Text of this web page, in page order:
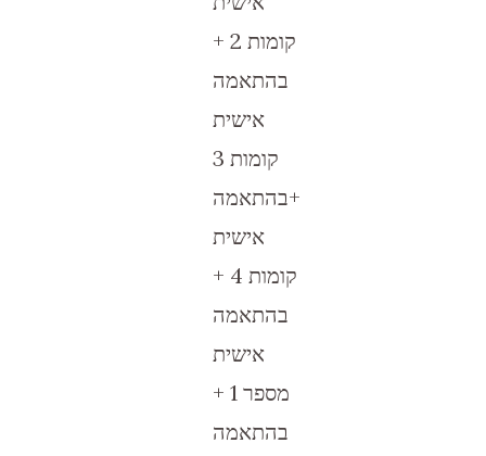
קומות 2 +
בהתאמה
אישית
קומות 3
+בהתאמה
אישית
קומות 4 +
בהתאמה
אישית
מספר 1 +
בהתאמה